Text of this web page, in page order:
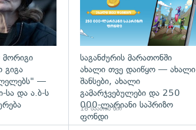
—
სა და ა.ბ-ს
საგანძურის მარათონში
ახალი თვე დაიწყო — ახალი
შანსები, ახალი
გამარჯვებულები და 250
000-ლარიანი საპრიზო
ფონდი
18 საათის წინ